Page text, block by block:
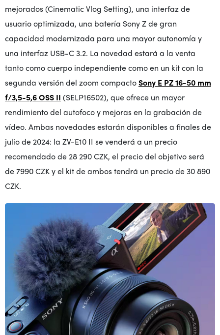
mejorados (Cinematic Vlog Setting), una interfaz de
usuario optimizada, una batería Sony Z de gran
capacidad modernizada para una mayor autonomía y
una interfaz USB-C 3.2. La novedad estará a la venta
tanto como cuerpo independiente como en un kit con la
segunda versión del zoom compactoSony E PZ 16-50 mm
f/3,5-5,6 OSS II (SELP16502), que ofrece un mayor
rendimiento del autofoco y mejoras en la grabación de
vídeo. Ambas novedades estarán disponibles a finales de
julio de 2024: la ZV-E10 II se venderá a un precio
recomendado de 28 290 CZK, el precio del objetivo será
de 7990 CZK y el kit de ambos tendrá un precio de 30 890
CZK.